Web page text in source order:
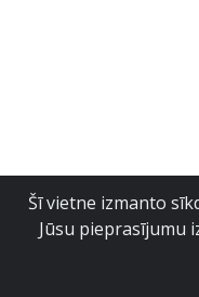
Šī vietne izmanto
Jūsu pieprasījumu